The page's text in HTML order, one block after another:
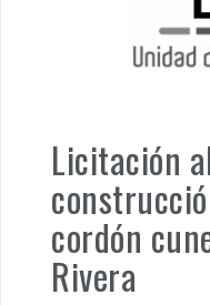
Licitación
cordón
Rivera